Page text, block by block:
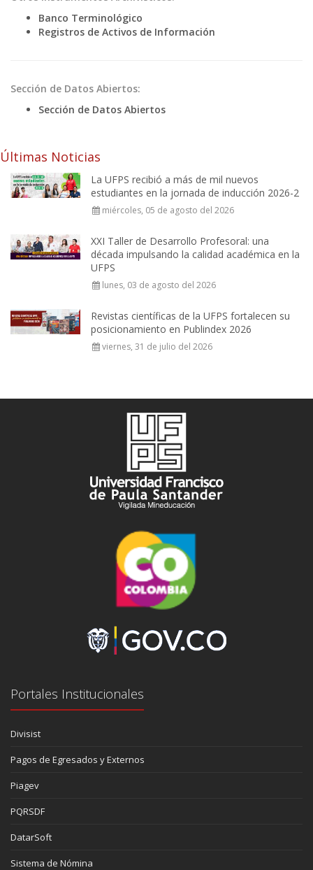
Banco Terminológico
Registros de Activos de Información
Sección de Datos Abiertos:
Sección de Datos Abiertos
Últimas Noticias
La UFPS recibió a más de mil nuevos
estudiantes en la jornada de inducción 2026-2
miércoles, 05 de agosto del 2026
XXI Taller de Desarrollo Profesoral: una
década impulsando la calidad académica en la
UFPS
lunes, 03 de agosto del 2026
Revistas científicas de la UFPS fortalecen su
posicionamiento en Publindex 2026
viernes, 31 de julio del 2026
Portales Institucionales
Divisist
Pagos de Egresados y Externos
Piagev
PQRSDF
DatarSoft
Sistema de Nómina